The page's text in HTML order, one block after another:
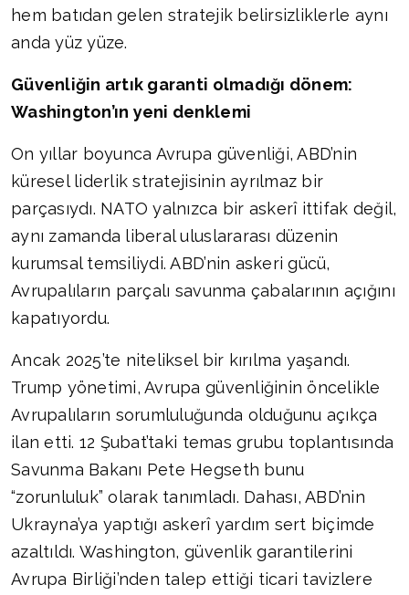
hem batıdan gelen stratejik belirsizliklerle aynı
anda yüz yüze.
Güvenliğin artık garanti olmadığı dönem:
Washington’ın yeni denklemi
On yıllar boyunca Avrupa güvenliği, ABD’nin
küresel liderlik stratejisinin ayrılmaz bir
parçasıydı. NATO yalnızca bir askerî ittifak değil,
aynı zamanda liberal uluslararası düzenin
kurumsal temsiliydi. ABD’nin askeri gücü,
Avrupalıların parçalı savunma çabalarının açığını
kapatıyordu.
Ancak 2025’te niteliksel bir kırılma yaşandı.
Trump yönetimi, Avrupa güvenliğinin öncelikle
Avrupalıların sorumluluğunda olduğunu açıkça
ilan etti. 12 Şubat’taki temas grubu toplantısında
Savunma Bakanı Pete Hegseth bunu
“zorunluluk” olarak tanımladı. Dahası, ABD’nin
Ukrayna’ya yaptığı askerî yardım sert biçimde
azaltıldı. Washington, güvenlik garantilerini
Avrupa Birliği’nden talep ettiği ticari tavizlere